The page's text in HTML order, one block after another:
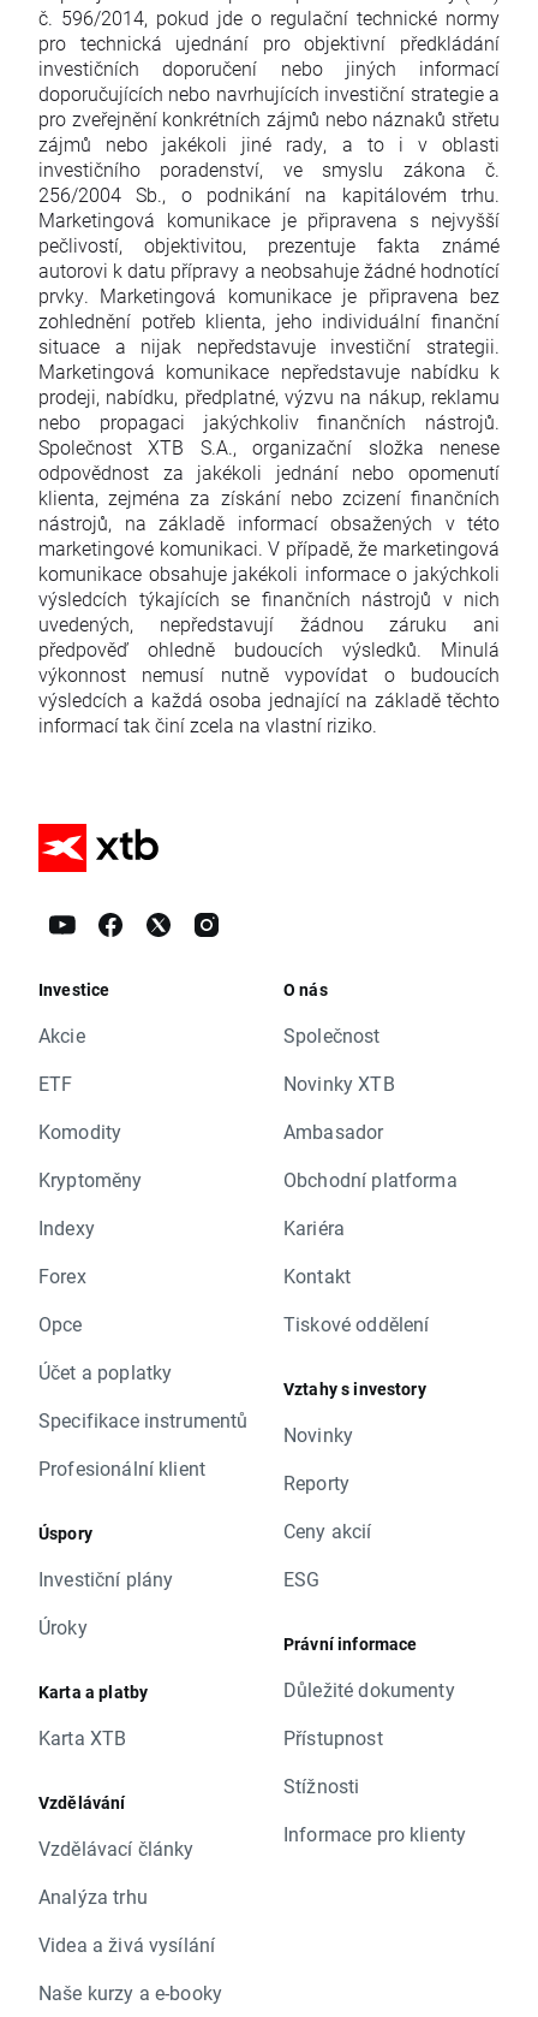
č. 596/2014, pokud jde o regulační technické normy
pro technická ujednání pro objektivní předkládání
investičních doporučení nebo jiných informací
doporučujících nebo navrhujících investiční strategie a
pro zveřejnění konkrétních zájmů nebo náznaků střetu
zájmů nebo jakékoli jiné rady, a to i v oblasti
investičního poradenství, ve smyslu zákona č.
256/2004 Sb., o podnikání na kapitálovém trhu.
Marketingová komunikace je připravena s nejvyšší
pečlivostí, objektivitou, prezentuje fakta známé
autorovi k datu přípravy a neobsahuje žádné hodnotící
prvky. Marketingová komunikace je připravena bez
zohlednění potřeb klienta, jeho individuální finanční
situace a nijak nepředstavuje investiční strategii.
Marketingová komunikace nepředstavuje nabídku k
prodeji, nabídku, předplatné, výzvu na nákup, reklamu
nebo propagaci jakýchkoliv finančních nástrojů.
Společnost XTB S.A., organizační složka nenese
odpovědnost za jakékoli jednání nebo opomenutí
klienta, zejména za získání nebo zcizení finančních
nástrojů, na základě informací obsažených v této
marketingové komunikaci. V případě, že marketingová
komunikace obsahuje jakékoli informace o jakýchkoli
výsledcích týkajících se finančních nástrojů v nich
uvedených, nepředstavují žádnou záruku ani
předpověď ohledně budoucích výsledků. Minulá
výkonnost nemusí nutně vypovídat o budoucích
výsledcích a každá osoba jednající na základě těchto
informací tak činí zcela na vlastní riziko.
Investice
Akcie
ETF
Komodity
Kryptoměny
Indexy
Forex
Opce
Účet a poplatky
Specifikace instrumentů
Profesionální klient
Úspory
Investiční plány
Úroky
Karta a platby
Karta XTB
Vzdělávání
Vzdělávací články
Analýza trhu
Videa a živá vysílání
Naše kurzy a e-booky
O nás
Společnost
Novinky XTB
Ambasador
Obchodní platforma
Kariéra
Kontakt
Tiskové oddělení
Vztahy s investory
Novinky
Reporty
Ceny akcií
ESG
Právní informace
Důležité dokumenty
Přístupnost
Stížnosti
Informace pro klienty